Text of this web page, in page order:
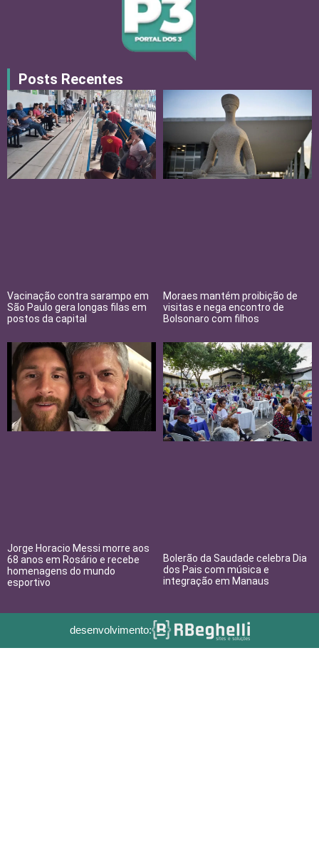
Posts Recentes
Vacinação contra sarampo em
São Paulo gera longas filas em
postos da capital
Moraes mantém proibição de
visitas e nega encontro de
Bolsonaro com filhos
Jorge Horacio Messi morre aos
68 anos em Rosário e recebe
homenagens do mundo
esportivo
Bolerão da Saudade celebra Dia
dos Pais com música e
integração em Manaus
desenvolvimento: